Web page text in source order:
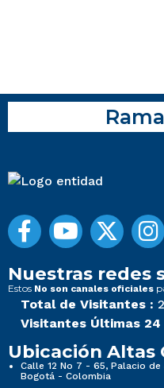
Nuestras redes
Estos No son canales oficiales
Total de Visitantes :
Visitantes Últimas 24
Ubicación Altas
Calle 12 No 7 - 65, Palacio
Bogotá - Colombia